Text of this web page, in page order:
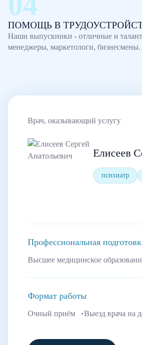
ПОМОЩЬ В
Наши выпускники - отличные и
менеджеры, маркетологи, бизнесмены.
Врач, оказывающий услугу
Елисеев
психиатр
Профессиональная
Высшее медицинское
Формат работы
Очный приём Выезд врача на